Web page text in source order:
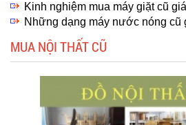
Kinh nghiệm mua máy giặt cũ
Những dạng máy nước nóng cũ
MUA NỘI THẤT CŨ